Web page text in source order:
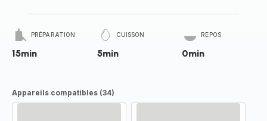
PRÉPARATION
15min
CUISSON
5min
REPOS
0min
Appareils compatibles (34)